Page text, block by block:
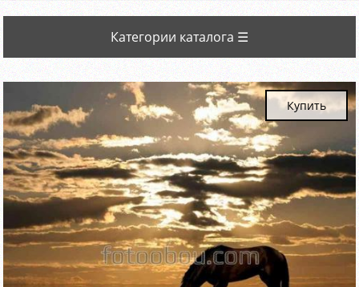
Категории каталога ☰
Купить